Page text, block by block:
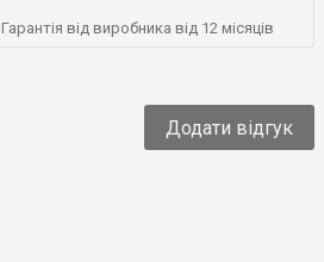
Гарантія від виробника від 12 місяців
Додати відгук